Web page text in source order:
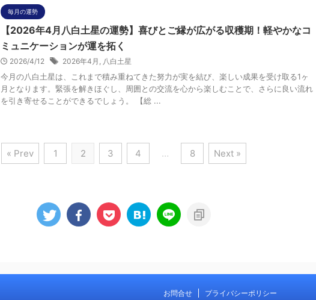
毎月の運勢
【2026年4月八白土星の運勢】喜びとご縁が広がる収穫期！軽やかなコ
ミュニケーションが運を拓く
2026/4/12 2026年4月 , 八白土星
今月の八白土星は、これまで積み重ねてきた努力が実を結び、楽しい成果を受け取る1ヶ
月となります。緊張を解きほぐし、周囲との交流を心から楽しむことで、さらに良い流れ
を引き寄せることができるでしょう。 【総 ...
« Prev 1 2 3 4 … 8 Next »
お問合せ プライバシーポリシー